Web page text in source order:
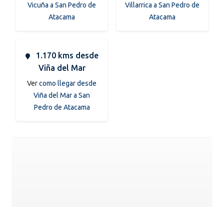
Vicuña a San Pedro de
Atacama
Villarrica a San Pedro de
Atacama
1.170 kms desde
Viña del Mar
Vercomo llegar desde
Viña del Mar a San
Pedro de Atacama